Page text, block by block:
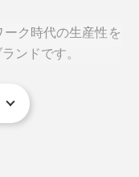
グデスクでのPC作
しだけ目線を上げ
ク時代の生産性を
ンドです。